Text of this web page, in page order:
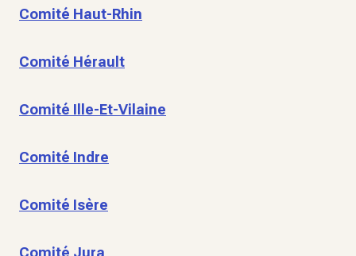
Comité Haut-Rhin
Comité Hérault
Comité Ille-Et-Vilaine
Comité Indre
Comité Isère
Comité Jura